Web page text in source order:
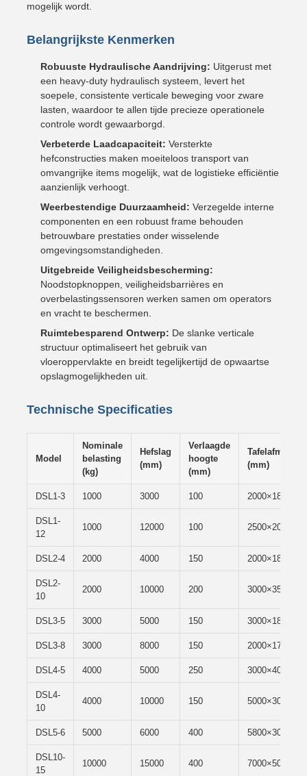
mogelijk wordt.
Belangrijkste Kenmerken
Robuuste Hydraulische Aandrijving: Uitgerust met
een heavy-duty hydraulisch systeem, levert het
soepele, consistente verticale beweging voor zware
lasten, waardoor te allen tijde precieze operationele
controle wordt gewaarborgd.
Verbeterde Laadcapaciteit: Versterkte
hefconstructies maken moeiteloos transport van
omvangrijke items mogelijk, wat de logistieke efficiëntie
aanzienlijk verhoogt.
Weerbestendige Duurzaamheid: Verzegelde interne
componenten en een robuust frame behouden
betrouwbare prestaties onder wisselende
omgevingsomstandigheden.
Uitgebreide Veiligheidsbescherming:
Noodstopknoppen, veiligheidsbarrières en
overbelastingssensoren werken samen om operators
en vracht te beschermen.
Ruimtebesparend Ontwerp: De slanke verticale
structuur optimaliseert het gebruik van
vloeroppervlakte en breidt tegelijkertijd de opwaartse
opslagmogelijkheden uit.
Technische Specificaties
Model
Nominale
belasting
(kg)
Hefslag
(mm)
Verlaagde
hoogte
(mm)
(mm)
DSL1-3 1000 3000 100 2000×1800
DSL1-
12
1000 12000 100 2500×2000
DSL2-4 2000 4000 150 2000×1800
DSL2-
10
2000 10000 200 3000×3500
DSL3-5 3000 5000 150 3000×1800
DSL3-8 3000 8000 150 2000×1700
DSL4-5 4000 5000 250 3000×4000
DSL4-
10
4000 10000 150 5000×3000
DSL5-6 5000 6000 400 5800×3000
DSL10-
15
10000 15000 400 7000×5000